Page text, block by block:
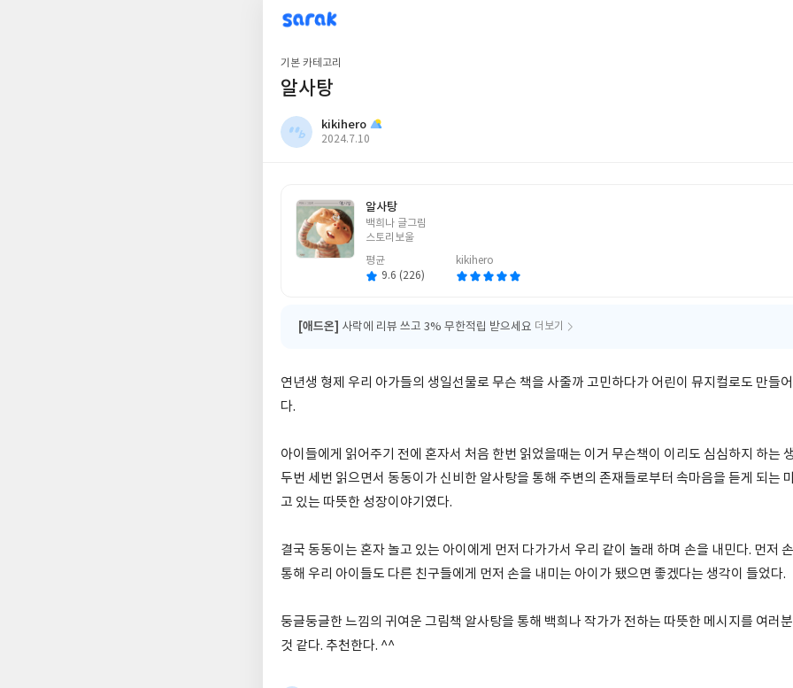
sarak
kikihero
기본 카테고리
알사탕
kikihero
작
2024.7.10
알사탕
글
쓴
백희나 글그림
스토리보울
평균
9.6 (226)
kikihero
[애드온] 사락에 리뷰 쓰고 3% 무한적립 받으세요 더보기
연년생 형제 우리 아가들의 생일선물로 무슨 책을 사줄까 고민하다가 어린이 뮤지컬로도 만들
다.
아이들에게 읽어주기 전에 혼자서 처음 한번 읽었을때는 이거 무슨책이 이리도 심심하지 하는
두번 세번 읽으면서 동동이가 신비한 알사탕을 통해 주변의 존재들로부터 속마음을 듣게 되는
고 있는 따뜻한 성장이야기였다.
결국 동동이는 혼자 놀고 있는 아이에게 먼저 다가가서 우리 같이 놀래 하며 손을 내민다. 먼저
통해 우리 아이들도 다른 친구들에게 먼저 손을 내미는 아이가 됐으면 좋겠다는 생각이 들었다.
둥글둥글한 느낌의 귀여운 그림책 알사탕을 통해 백희나 작가가 전하는 따뜻한 메시지를 여러
것 같다. 추천한다. ^^